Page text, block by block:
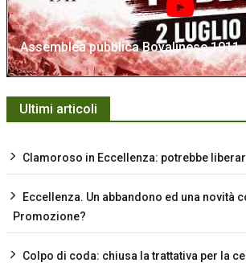
Assemblea pubblica Bovalinese 1911
Ultimi articoli
Clamoroso in Eccellenza: potrebbe
Eccellenza. Un abbandono ed una novità
Promozione?
Colpo di coda: chiusa la trattativa per la